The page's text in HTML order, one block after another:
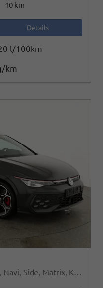
10 km
Details
l/100km
km
2.0 TSI 195 kW GTI VIII DSG, Navi, Side, Matrix, Kamera, Winter, 19-Zoll